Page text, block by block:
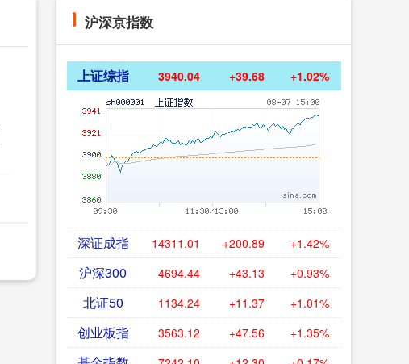
沪深京指数
上证综指 3940.04 +39.68 +1.02%
深证成指 14311.01 +200.89 +1.42%
沪深300 4694.44 +43.13 +0.93%
北证50 1134.24 +11.37 +1.01%
创业板指 3563.12 +47.56 +1.35%